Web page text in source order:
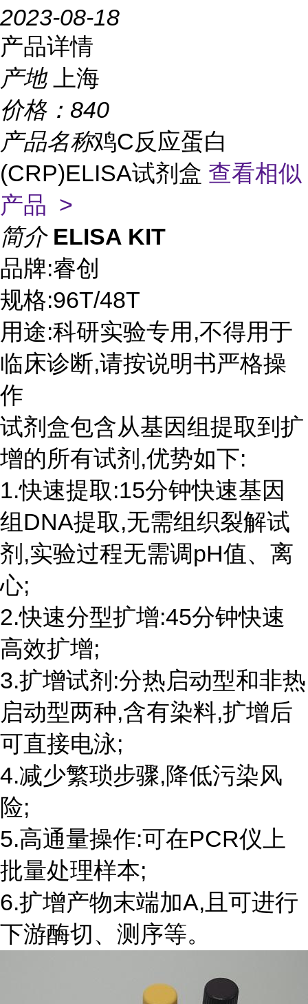
2023-08-18
产品详情
产地
上海
价格： 840
产品名称鸡C反应蛋白
(CRP)ELISA试剂盒 查看相似
产品 >
简介 ELISA KIT
品牌:睿创
规格:96T/48T
用途:科研实验专用,不得用于
临床诊断,请按说明书严格操
作
试剂盒包含从基因组提取到扩
增的所有试剂,优势如下:
1.快速提取:15分钟快速基因
组DNA提取,无需组织裂解试
剂,实验过程无需调pH值、离
心;
2.快速分型扩增:45分钟快速
高效扩增;
3.扩增试剂:分热启动型和非热
启动型两种,含有染料,扩增后
可直接电泳;
4.减少繁琐步骤,降低污染风
险;
5.高通量操作:可在PCR仪上
批量处理样本;
6.扩增产物末端加A,且可进行
下游酶切、测序等。